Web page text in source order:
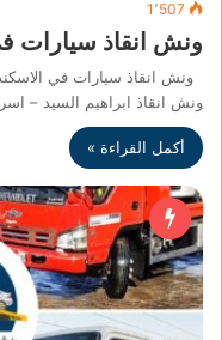
1٬507
ونش انقاذ سيارات
ونش انقاذ سيارات في
ونش انقاذ ابراهيم السيد –
أكمل القراءة »